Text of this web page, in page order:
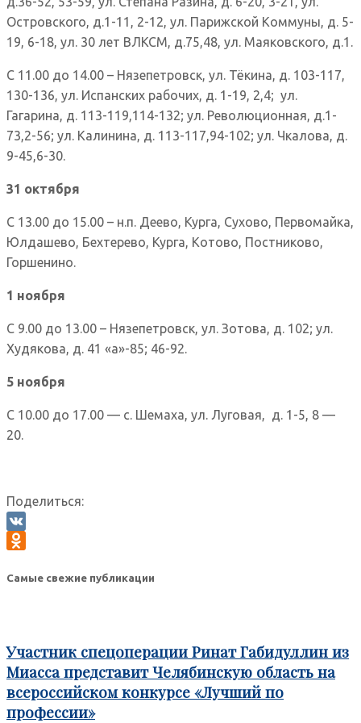
Островского, д.1-11, 2-12, ул. Парижской Коммуны, д. 5-
19, 6-18, ул. 30 лет ВЛКСМ, д.75,48, ул. Маяковского, д.1.
С 11.00 до 14.00 – Нязепетровск, ул. Тёкина, д. 103-117,
130-136, ул. Испанских рабочих, д. 1-19, 2,4; ул.
Гагарина, д. 113-119,114-132; ул. Революционная, д.1-
73,2-56; ул. Калинина, д. 113-117,94-102; ул. Чкалова, д.
9-45,6-30.
31 октября
С 13.00 до 15.00 – н.п. Деево, Курга, Сухово, Первомайка,
Юлдашево, Бехтерево, Курга, Котово, Постниково,
Горшенино.
1 ноября
С 9.00 до 13.00 – Нязепетровск, ул. Зотова, д. 102; ул.
Худякова, д. 41 «а»-85; 46-92.
5 ноября
С 10.00 до 17.00 — с. Шемаха, ул. Луговая, д. 1-5, 8 —
20.
Поделиться:
VK
Самые свежие публикации
Участник спецоперации Ринат Габидуллин из
Миасса представит Челябинскую область на
всероссийском конкурсе «Лучший по
профессии»